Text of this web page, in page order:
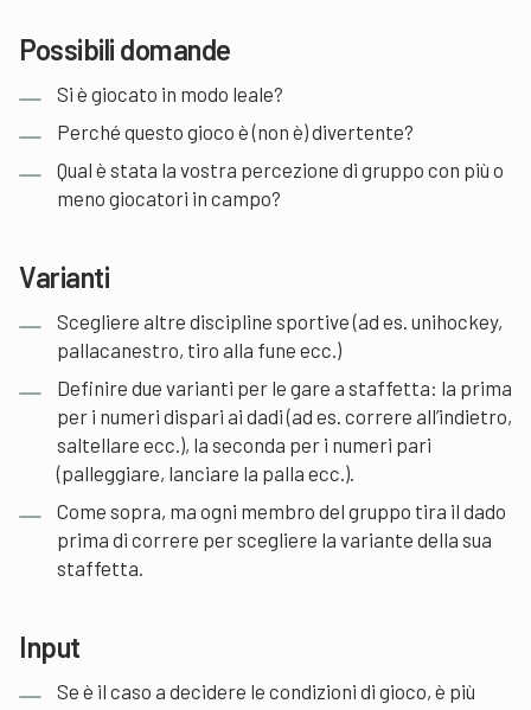
Possibili domande
Si è giocato in modo leale?
Perché questo gioco è (non è) divertente?
Qual è stata la vostra percezione di gruppo con più o
meno giocatori in campo?
Varianti
Scegliere altre discipline sportive (ad es. unihockey,
pallacanestro, tiro alla fune ecc.)
Definire due varianti per le gare a staffetta: la prima
per i numeri dispari ai dadi (ad es. correre all’indietro,
saltellare ecc.), la seconda per i numeri pari
(palleggiare, lanciare la palla ecc.).
Come sopra, ma ogni membro del gruppo tira il dado
prima di correre per scegliere la variante della sua
staffetta.
Input
Se è il caso a decidere le condizioni di gioco, è più